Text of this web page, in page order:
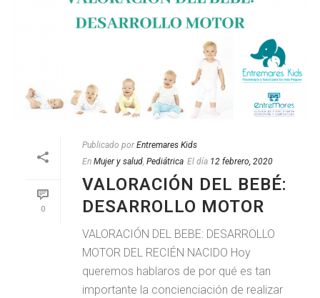
0
Publicado por Entremares Kids
En Mujer y salud, Pediátrica El día 12 febrero, 2020
VALORACIÓN DEL BEBÉ:
DESARROLLO MOTOR
VALORACIÓN DEL BEBE: DESARROLLO
MOTOR DEL RECIÉN NACIDO Hoy
queremos hablaros de por qué es tan
importante la concienciación de realizar